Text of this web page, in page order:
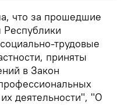
что за прошедшие
трудовые
приняты
в Закон
деятельности", "О